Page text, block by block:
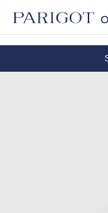
8.5 wedに